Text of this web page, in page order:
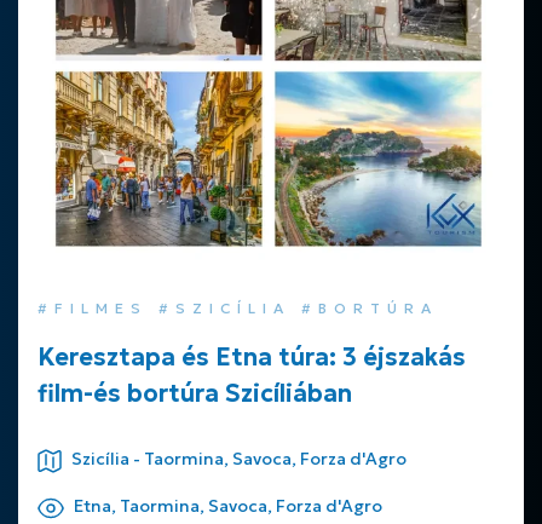
#FILMES #SZICÍLIA #BORTÚRA
Keresztapa és Etna túra: 3 éjszakás
film-és bortúra Szicíliában
Szicília - Taormina, Savoca, Forza d'Agro
Etna, Taormina, Savoca, Forza d'Agro